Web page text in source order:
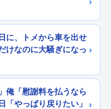
に、トメから車を出せ
けなのに大騒ぎになっ
俺「慰謝料を払うなら
やっぱり戻りたい」